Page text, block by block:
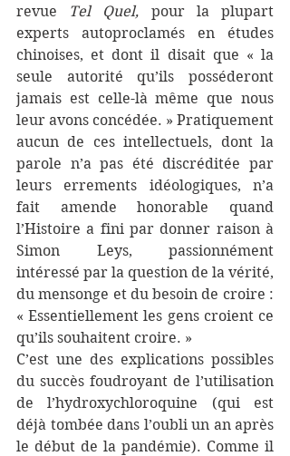
revue Tel Quel, pour la plupart
experts autoproclamés en études
chinoises, et dont il disait que « la
seule autorité qu’ils posséderont
jamais est celle-là même que nous
leur avons concédée. » Pratiquement
aucun de ces intellectuels, dont la
parole n’a pas été discréditée par
leurs errements idéologiques, n’a
fait amende honorable quand
l’Histoire a fini par donner raison à
Simon Leys, passionnément
intéressé par la question de la vérité,
du mensonge et du besoin de croire :
« Essentiellement les gens croient ce
qu’ils souhaitent croire. »
C’est une des explications possibles
du succès foudroyant de l’utilisation
de l’hydroxychloroquine (qui est
déjà tombée dans l’oubli un an après
le début de la pandémie). Comme il